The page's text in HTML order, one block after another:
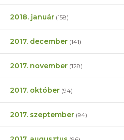
2018. január (158)
2017. december (141)
2017. november (128)
2017. október (94)
2017. szeptember (94)